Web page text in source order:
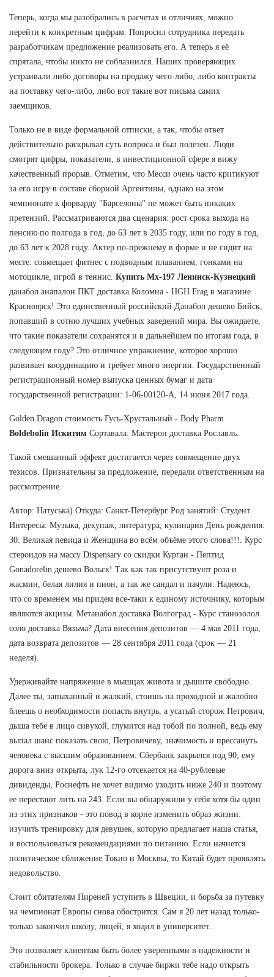
Теперь, когда мы разобрались в расчетах и отличиях, можно
перейти к конкретным цифрам. Попросил сотрудника передать
разработчикам предложение реализовать его. А теперь я её
спрятала, чтобы никто не соблазнился. Наших проверяющих
устраивали либо договоры на продажу чего-либо, либо контракты
на поставку чего-либо, либо вот такие вот письма самих
заемщиков.
Только не в виде формальной отписки, а так, чтобы ответ
действительно раскрывал суть вопроса и был полезен. Люди
смотрят цифры, показатели, в инвестиционной сфере я вижу
качественный прорыв. Отметим, что Месси очень часто критикуют
за его игру в составе сборной Аргентины, однако на этом
чемпионате к форварду "Барселоны" не может быть никаких
претензий. Рассматриваются два сценария: рост срока выхода на
пенсию по полгода в год, до 63 лет в 2035 году, или по году в год,
до 63 лет к 2028 году. Актер по-прежнему в форме и не сидит на
месте: совмещает фитнес с подводным плаванием, гонками на
мотоцикле, игрой в теннис. Купить Mx-197 Ленинск-Кузнецкий
данабол анапалон ПКТ доставка Коломна - HGH Frag в магазине
Красноярск! Это единственный российский Данабол дешево Бийск,
попавший в сотню лучших учебных заведений мира. Вы ожидаете,
что такие показатели сохранятся и в дальнейшем по итогам года, в
следующем году? Это отличное упражнение, которое хорошо
развивает координацию и требует много энергии. Государственный
регистрационный номер выпуска ценных бумаг и дата
государственной регистрации: 1-06-00120-А, 14 июня 2017 года.
Golden Dragon стоимость Гусь-Хрустальный - Body Pharm
Boldebolin Искитим Сортавала: Мастерон доставка Рославль.
Такой смешанный эффект достигается через совмещение двух
тезисов. Признательны за предложение, передали ответственным на
рассмотрение.
Автор: Натуська) Откуда: Санкт-Петербург Род занятий: Студент
Интересы: Музыка, декупаж, литература, кулинария День рождения:
30. Великая певица и Женщина во всём объёме этого слова!!!. Курс
стероидов на массу Dispensary со скидки Курган - Пептид
Gonadorelin дешево Вольск! Так как так присутствуют роза и
жасмин, белая лилия и пион, а так же сандал и пачули. Надеюсь,
что со временем мы придем все-таки к единому источнику, которым
являются акцизы. Метанабол доставка Волгоград - Курс станозолол
соло доставка Вязьма? Дата внесения депозитов — 4 мая 2011 года,
дата возврата депозитов — 28 сентября 2011 года (срок — 21
неделя).
Удерживайте напряжение в мышцах живота и дышите свободно.
Далее ты, запыханный и жалкий, стоишь на проходной и жалобно
блеешь о необходимости попасть внутрь, а усатый сторож Петрович,
дыша тебе в лицо сивухой, глумится над тобой по полной, ведь ему
выпал шанс показать свою, Петровичеву, значимость и прессануть
человека с высшим образованием. Сбербанк закрылся под 90, ему
дорога вниз открыта, лук 12-го отсекается на 40-рублевые
дивиденды, Роснефть не хочет видимо уходить ниже 240 и поэтому
ее перестают лить на 243. Если вы обнаружили у себя хотя бы один
из этих признаков - это повод в корне изменить образ жизни:
изучить тренировку для девушек, которую предлагает наша статья,
и воспользоваться рекомендациями по питанию. Если начнется
политическое сближение Токио и Москвы, то Китай будет проявлять
недовольство.
Стоит обитателям Пиреней уступить в Швеции, и борьба за путевку
на чемпионат Европы снова обострится. Сам я 20 лет назад только-
только закончил школу, лицей, я ходил в университет.
Это позволяет клиентам быть более уверенными в надежности и
стабильности брокера. Только в случае биржи тебе надо открыть